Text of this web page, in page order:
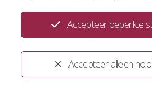
Privacystatement Disclaimer
Huisregels
Accepteer alleen
Accepteer beperkte